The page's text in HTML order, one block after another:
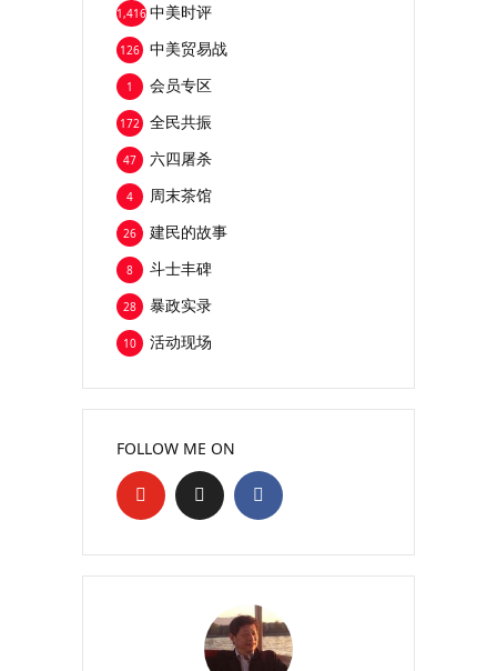
中美时评
1,416
中美贸易战
126
会员专区
1
全民共振
172
六四屠杀
47
周末茶馆
4
建民的故事
26
斗士丰碑
8
暴政实录
28
活动现场
10
FOLLOW ME ON